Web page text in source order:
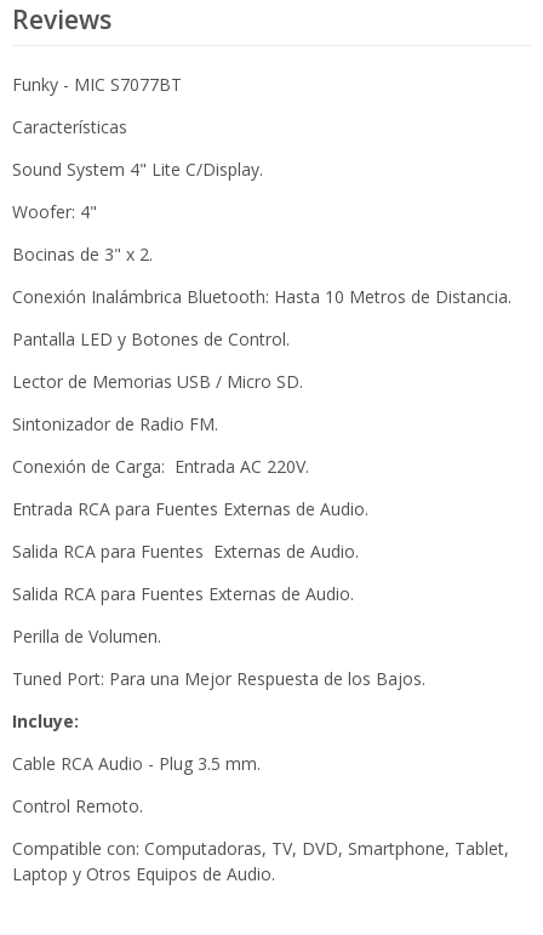
Reviews
Funky - MIC S7077BT
Características
Sound System 4" Lite C/Display.
Woofer: 4"
Bocinas de 3" x 2.
Conexión Inalámbrica Bluetooth: Hasta 10 Metros de Distancia.
Pantalla LED y Botones de Control.
Lector de Memorias USB / Micro SD.
Sintonizador de Radio FM.
Conexión de Carga: Entrada AC 220V.
Entrada RCA para Fuentes Externas de Audio.
Salida RCA para Fuentes Externas de Audio.
Salida RCA para Fuentes Externas de Audio.
Perilla de Volumen.
Tuned Port: Para una Mejor Respuesta de los Bajos.
Incluye:
Cable RCA Audio - Plug 3.5 mm.
Control Remoto.
Compatible con: Computadoras, TV, DVD, Smartphone, Tablet,
Laptop y Otros Equipos de Audio.